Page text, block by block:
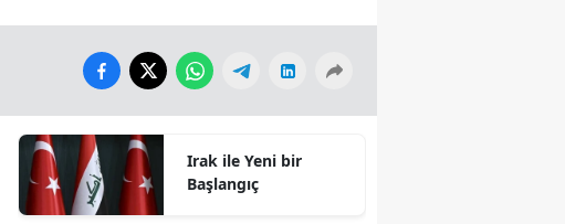
Irak ile Yeni bir
Başlangıç